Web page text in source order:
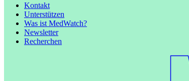
Kontakt
Unterstützen
Was ist MedWatch?
Newsletter
Recherchen